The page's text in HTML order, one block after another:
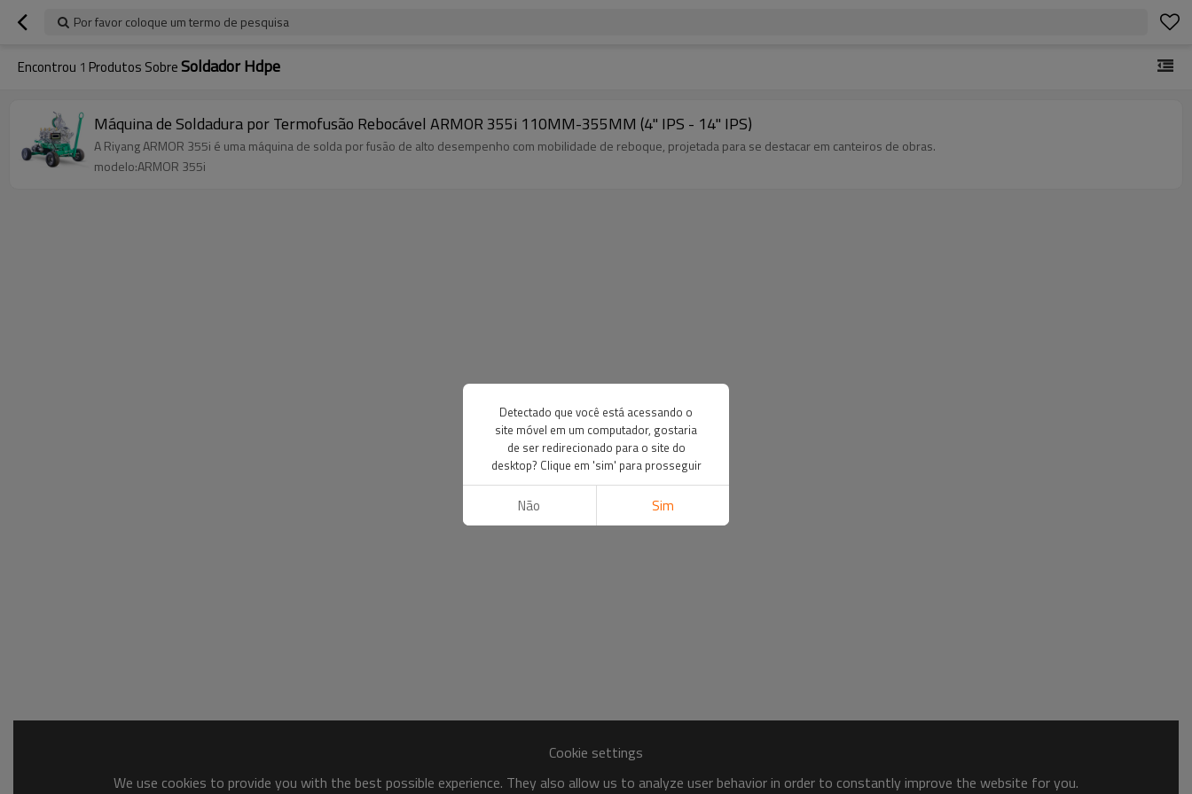
Por favor coloque um termo de pesquisa
Encontrou 1 Produtos SobreSoldador Hdpe
Máquina de Soldadura por Termofusão Rebocável ARMOR 355i 110MM-355MM (4" IPS - 14" IPS)
A Riyang ARMOR 355i é uma máquina de solda por fusão de alto desempenho com mobilidade de reboque, projetada para se destacar em canteiros de obras.
modelo:ARMOR 355i
Cookie settings
We use cookies to provide you with the best possible experience. They also allow us to analyze user behavior in order to constantly improve the website for you.
Detectado que você está acessando o
site móvel em um computador, gostaria
de ser redirecionado para o site do
desktop? Clique em 'sim' para prosseguir
Não Sim